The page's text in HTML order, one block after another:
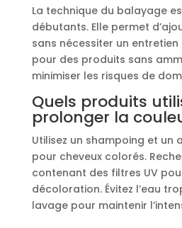
La technique du balayage
débutants. Elle permet
sans nécessiter un
pour des produits sans
minimiser les risques de
Quels produits
prolonger la
Utilisez un shampoing et un
pour cheveux colorés.
contenant des filtres UV
décoloration. Évitez l’eau
lavage pour maintenir